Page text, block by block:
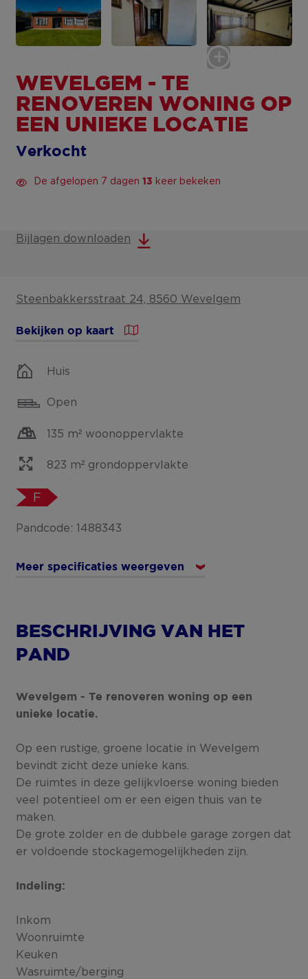
WEVELGEM - TE
RENOVEREN WONING OP
EEN UNIEKE LOCATIE
De afgelopen 7 dagen13 keer bekeken
Verkocht
Bijlagen downloaden
Steenbakkersstraat 24, 8560 Wevelgem
Bekijken op kaart
Huis
Open
135 m² woonoppervlakte
823 m² grondoppervlakte
F
Pandcode: 1488343
Meer specificaties weergeven
BESCHRIJVING VAN HET
PAND
Wevelgem - Te renoveren woning op een
unieke locatie.
Op een rustige, groene locatie in Wevelgem
bevindt zicht deze unieke kans.
De ruimtes in deze gelijkvloerse woning bieden
veel potentieel om er een eigen thuis van te
maken.
De grote zolder en de dubbele garage zorgen dat
er voldoende stockagemogelijkheden zijn.
Indeling:
Inkom
Woonruimte
Keuken
Wasruimte/berging